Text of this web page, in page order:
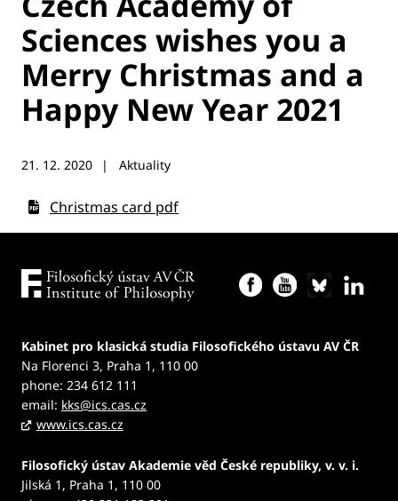
Sciences wishes you a
Merry Christmas and a
Happy New Year 2021
21. 12. 2020 Aktuality
Christmas card pdf
Kabinet pro klasická studia Filosofického ústavu AV ČR
Na Florenci 3, Praha 1, 110 00
phone: 234 612 111
email: kks@ics.cas.cz
www.ics.cas.cz
Filosofický ústav Akademie věd České republiky, v. v. i.
Jilská 1, Praha 1, 110 00